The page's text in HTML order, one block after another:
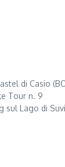
di Casio
Tour n. 9
sul Lago di